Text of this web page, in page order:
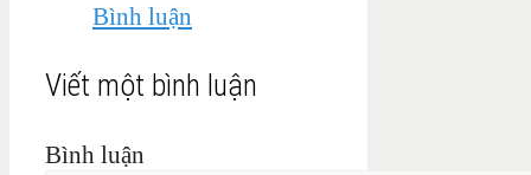
Bình luận
Viết một bình luận
Bình luận